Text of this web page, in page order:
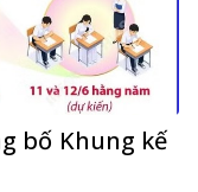
bố Khung kế